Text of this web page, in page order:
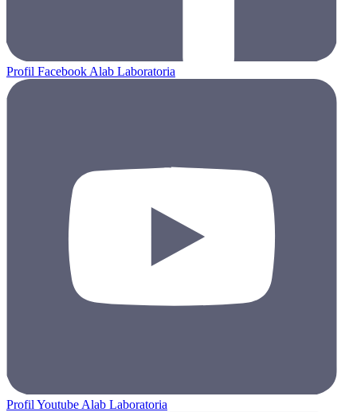
Profil Facebook Alab Laboratoria
Profil Youtube Alab Laboratoria